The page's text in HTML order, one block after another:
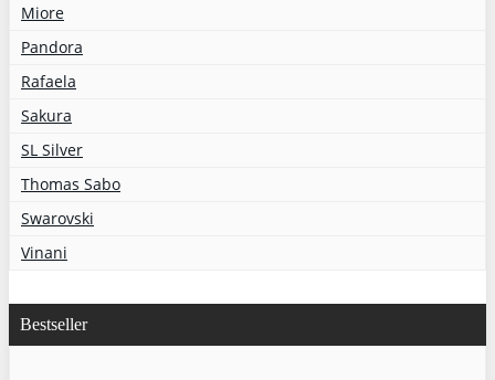
Miore
Pandora
Rafaela
Sakura
SL Silver
Thomas Sabo
Swarovski
Vinani
Bestseller